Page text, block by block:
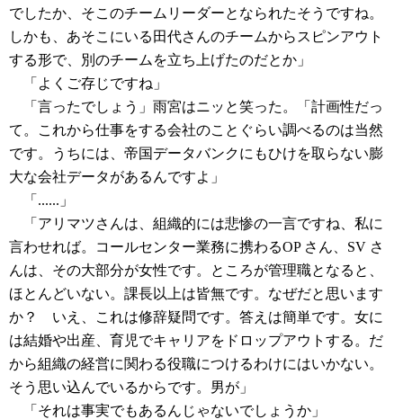
でしたか、そこのチームリーダーとなられたそうですね。
しかも、あそこにいる田代さんのチームからスピンアウト
する形で、別のチームを立ち上げたのだとか」
「よくご存じですね」
「言ったでしょう」雨宮はニッと笑った。「計画性だっ
て。これから仕事をする会社のことぐらい調べるのは当然
です。うちには、帝国データバンクにもひけを取らない膨
大な会社データがあるんですよ」
「......」
「アリマツさんは、組織的には悲惨の一言ですね、私に
言わせれば。コールセンター業務に携わるOP さん、SV さ
んは、その大部分が女性です。ところが管理職となると、
ほとんどいない。課長以上は皆無です。なぜだと思います
か？ いえ、これは修辞疑問です。答えは簡単です。女に
は結婚や出産、育児でキャリアをドロップアウトする。だ
から組織の経営に関わる役職につけるわけにはいかない。
そう思い込んでいるからです。男が」
「それは事実でもあるんじゃないでしょうか」